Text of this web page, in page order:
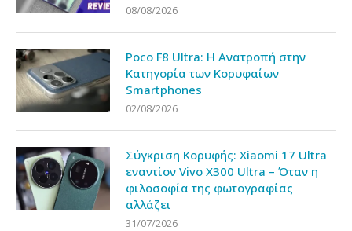
08/08/2026
Poco F8 Ultra: Η Ανατροπή στην
Κατηγορία των Κορυφαίων
Smartphones
02/08/2026
Σύγκριση Κορυφής: Xiaomi 17 Ultra
εναντίον Vivo X300 Ultra – Όταν η
φιλοσοφία της φωτογραφίας
αλλάζει
31/07/2026